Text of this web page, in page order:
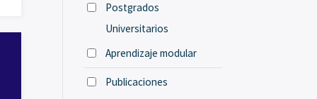
Postgrados
Universitarios
Aprendizaje modular
Publicaciones